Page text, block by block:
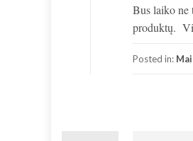
Bus laiko ne
produktų.
Posted in: